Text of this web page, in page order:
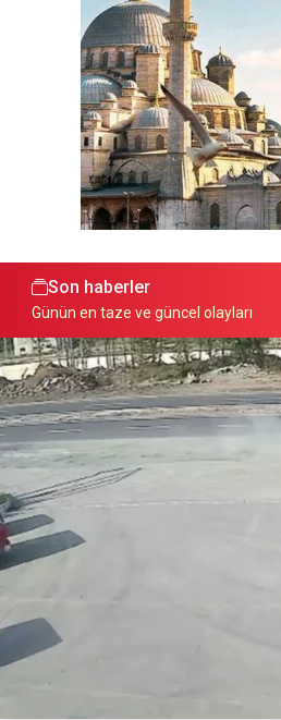
Son haberler
Günün en taze ve güncel olayları